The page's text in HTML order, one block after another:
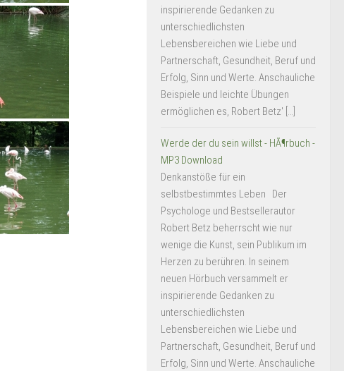
inspirierende Gedanken zu
unterschiedlichsten
Lebensbereichen wie Liebe und
Partnerschaft, Gesundheit, Beruf und
Erfolg, Sinn und Werte. Anschauliche
Beispiele und leichte Übungen
ermöglichen es, Robert Betz' […]
Werde der du sein willst - HÃ¶rbuch -
MP3 Download
Denkanstöße für ein
selbstbestimmtes Leben Der
Psychologe und Bestsellerautor
Robert Betz beherrscht wie nur
wenige die Kunst, sein Publikum im
Herzen zu berühren. In seinem
neuen Hörbuch versammelt er
inspirierende Gedanken zu
unterschiedlichsten
Lebensbereichen wie Liebe und
Partnerschaft, Gesundheit, Beruf und
Erfolg, Sinn und Werte. Anschauliche